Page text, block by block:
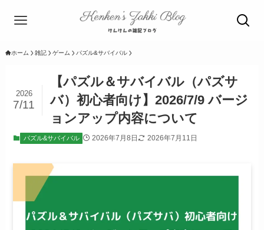
ホーム 雑記 ゲーム パズル&サバイバル
【パズル＆サバイバル（パズサ
バ）初心者向け】2026/7/9 バージ
ョンアップ内容について
2026
7/11
パズル&サバイバル 2026年7月8日 2026年7月11日